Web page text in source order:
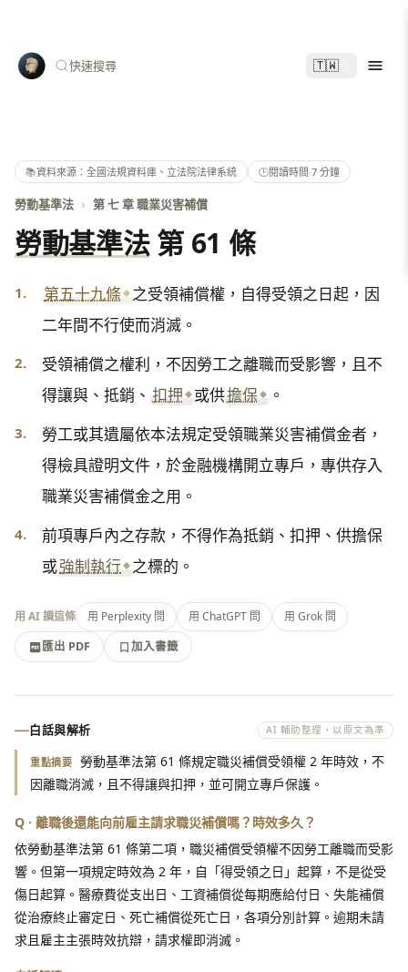
快速搜尋 🇹🇼
📚資料來源：全國法規資料庫、立法院法律系統 🕑閱讀時間 7 分鐘
勞動基準法 › 第 七 章 職業災害補償
勞動基準法第 61 條
1. 第五十九條 之受領補償權，自得受領之日起，因
二年間不行使而消滅。
2.
受領補償之權利，不因勞工之離職而受影響，且不
得讓與、抵銷、 扣押 或供擔保 。
3.
勞工或其遺屬依本法規定受領職業災害補償金者，
得檢具證明文件，於金融機構開立專戶，專供存入
職業災害補償金之用。
4.
前項專戶內之存款，不得作為抵銷、扣押、供擔保
或強制執行 之標的。
用 AI 讀這條 用 Perplexity 問 用 ChatGPT 問
用 Grok 問
匯出 PDF
加入書籤
匯出 PDF
加入書籤
白話與解析 AI 輔助整理，以原文為準
重點摘要 勞動基準法第 61 條規定職災補償受領權 2 年時效，不
因離職消滅，且不得讓與扣押，並可開立專戶保護。
Q · 離職後還能向前雇主請求職災補償嗎？時效多久？
依勞動基準法第 61 條第二項，職災補償受領權不因勞工離職而受影
響。但第一項規定時效為 2 年，自「得受領之日」起算，不是從受
傷日起算。醫療費從支出日、工資補償從每期應給付日、失能補償
從治療終止審定日、死亡補償從死亡日，各項分別計算。逾期未請
求且雇主主張時效抗辯，請求權即消滅。